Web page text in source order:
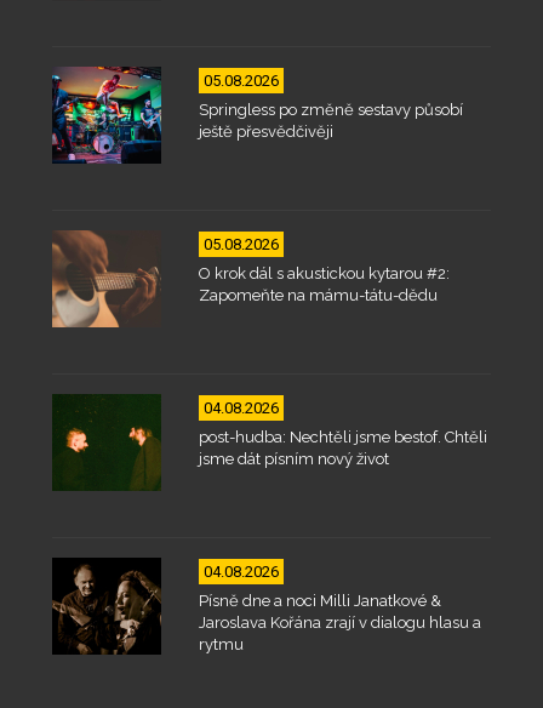
05.08.2026
Springless po změně sestavy působí
ještě přesvědčivěji
05.08.2026
O krok dál s akustickou kytarou #2:
Zapomeňte na mámu-tátu-dědu
04.08.2026
post-hudba: Nechtěli jsme bestof. Chtěli
jsme dát písním nový život
04.08.2026
Písně dne a noci Milli Janatkové &
Jaroslava Kořána zrají v dialogu hlasu a
rytmu